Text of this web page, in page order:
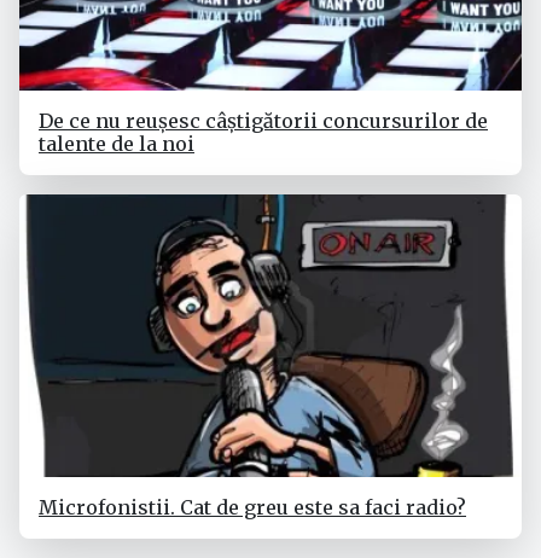
De ce nu reușesc câștigătorii concursurilor de
talente de la noi
Microfonistii. Cat de greu este sa faci radio?